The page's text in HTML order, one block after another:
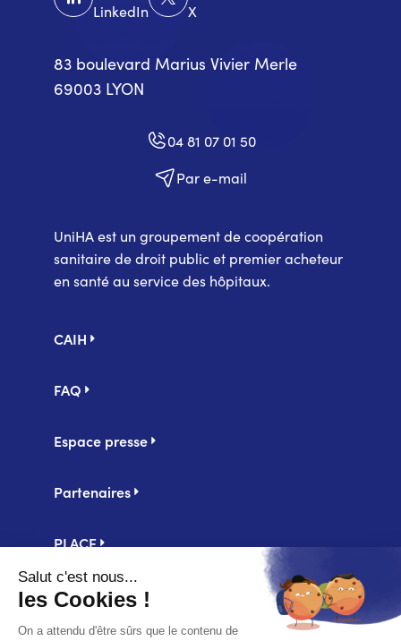
LinkedIn X
83 boulevard Marius Vivier Merle
69003 LYON
04 81 07 01 50
Par e-mail
UniHA est un groupement de coopération
sanitaire de droit public et premier acheteur
en santé au service des hôpitaux.
de
CAIH
FAQ
Espace presse
Partenaires
PLACE
Centrale d'achat UniHA